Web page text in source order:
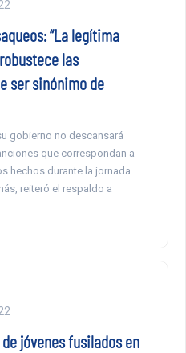
“La legítima
las
ser sinónimo de
gobierno no descansará
que correspondan a
hechos durante la jornada
reiteró el respaldo a
jóvenes fusilados en